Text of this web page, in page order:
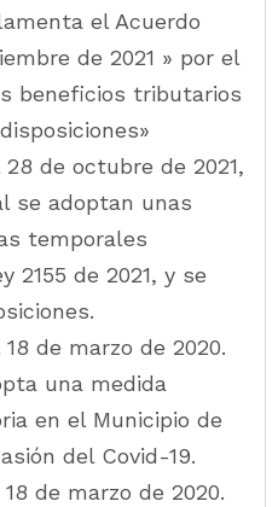
el Acuerdo
de 2021 » por el
beneficios tributarios
de octubre de 2021,
se adoptan unas
temporales
2155 de 2021, y se
de marzo de 2020.
una medida
en el Municipio de
del Covid-19.
de marzo de 2020.